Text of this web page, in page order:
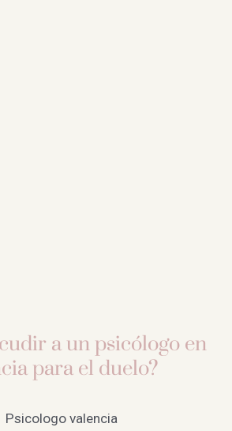
a un psicólogo en
para el duelo?